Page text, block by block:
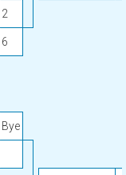
2
6
Bye